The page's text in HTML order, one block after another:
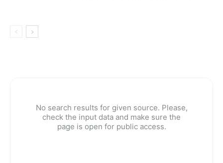
No search results for given source. Please,
check the input data and make sure the
page is open for public access.